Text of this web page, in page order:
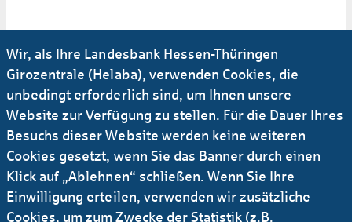
Emissionen-Suche
Für insti­tutio­nelle Anleger: Suche nach Öffent­
lichen Pfand­briefen, Hypo­theken­pfand­briefen,
unge­deckten Inhaber­schuld­verschrei­bungen
und Debt Issuance Pro­gram­men der Helaba.
Wir, als Ihre Landesbank Hessen-Thüringen
Girozentrale (Helaba), verwenden Cookies, die
unbedingt erforderlich sind, um Ihnen unsere
Website zur Verfügung zu stellen. Für die Dauer Ihres
Besuchs dieser Website werden keine weiteren
Cookies gesetzt, wenn Sie das Banner durch einen
Klick auf „Ablehnen“ schließen. Wenn Sie Ihre
Einwilligung erteilen, verwenden wir zusätzliche
Cookies, um zum Zwecke der Statistik (z.B.